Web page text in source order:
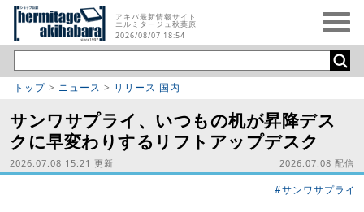
アキバ最新情報サイト
エルミタージュ秋葉原
2026/08/07 18:54
トップ > ニュース > リリース 国内
サンワサプライ、いつもの机が昇降デス
クに早変わりするリフトアップデスク
2026.07.08 15:21 更新 2026.07.08 配信
#サンワサプライ